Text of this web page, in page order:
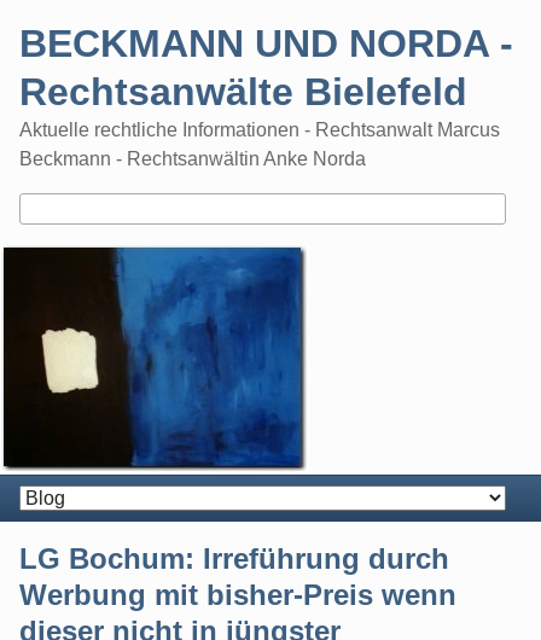
BECKMANN UND NORDA -
Rechtsanwälte Bielefeld
Aktuelle rechtliche Informationen - Rechtsanwalt Marcus
Beckmann - Rechtsanwältin Anke Norda
LG Bochum: Irreführung durch
Werbung mit bisher-Preis wenn
dieser nicht in jüngster